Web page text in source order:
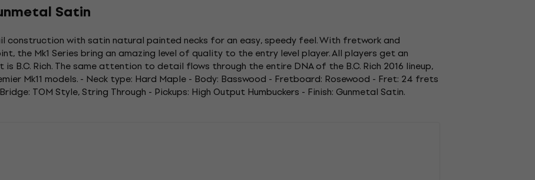
Satin
construction with satin natural painted necks for an easy, speedy feel. With fretwork and
the Mk1 Series bring an amazing level of quality to the entry level player. All players get an
B.C. Rich. The same attention to detail flows through the entire DNA of the B.C. Rich 2016 lineup,
Mk11 models. - Neck type: Hard Maple - Body: Basswood - Fretboard: Rosewood - Fret: 24 frets
TOM Style, String Through - Pickups: High Output Humbuckers - Finish: Gunmetal Satin.